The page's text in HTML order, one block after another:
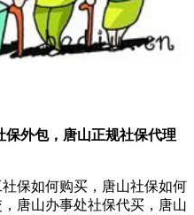
外包，唐山正规社保代理
保如何购买，唐山社保如何
唐山办事处社保代买，唐山